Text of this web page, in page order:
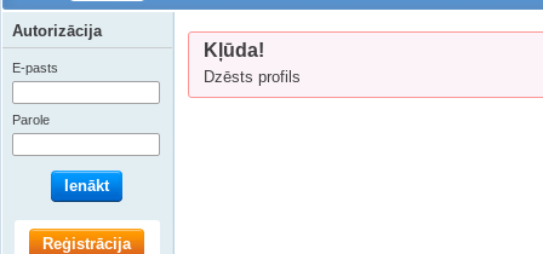
Kļūda!
Dzēsts profils
Autorizācija
E-pasts
Parole
Ienākt
Reģistrācija